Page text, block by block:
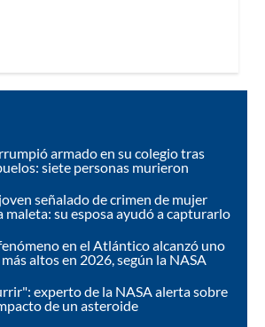
armado en su colegio tras
siete personas murieron
señalado de crimen de mujer
maleta: su esposa ayudó a capturarlo
en el Atlántico alcanzó uno
altos en 2026, según la NASA
experto de la NASA alerta sobre
de un asteroide